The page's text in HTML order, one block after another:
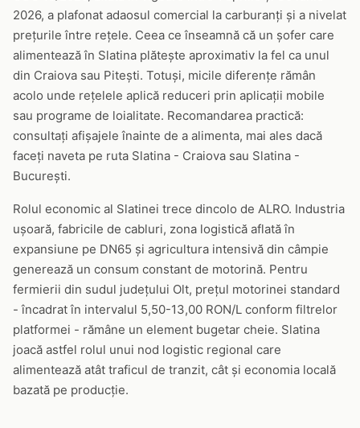
2026, a plafonat adaosul comercial la carburanți și a nivelat
prețurile între rețele. Ceea ce înseamnă că un șofer care
alimentează în Slatina plătește aproximativ la fel ca unul
din Craiova sau Pitești. Totuși, micile diferențe rămân
acolo unde rețelele aplică reduceri prin aplicații mobile
sau programe de loialitate. Recomandarea practică:
consultați afișajele înainte de a alimenta, mai ales dacă
faceți naveta pe ruta Slatina - Craiova sau Slatina -
București.
Rolul economic al Slatinei trece dincolo de ALRO. Industria
ușoară, fabricile de cabluri, zona logistică aflată în
expansiune pe DN65 și agricultura intensivă din câmpie
generează un consum constant de motorină. Pentru
fermierii din sudul județului Olt, prețul motorinei standard
- încadrat în intervalul 5,50-13,00 RON/L conform filtrelor
platformei - rămâne un element bugetar cheie. Slatina
joacă astfel rolul unui nod logistic regional care
alimentează atât traficul de tranzit, cât și economia locală
bazată pe producție.